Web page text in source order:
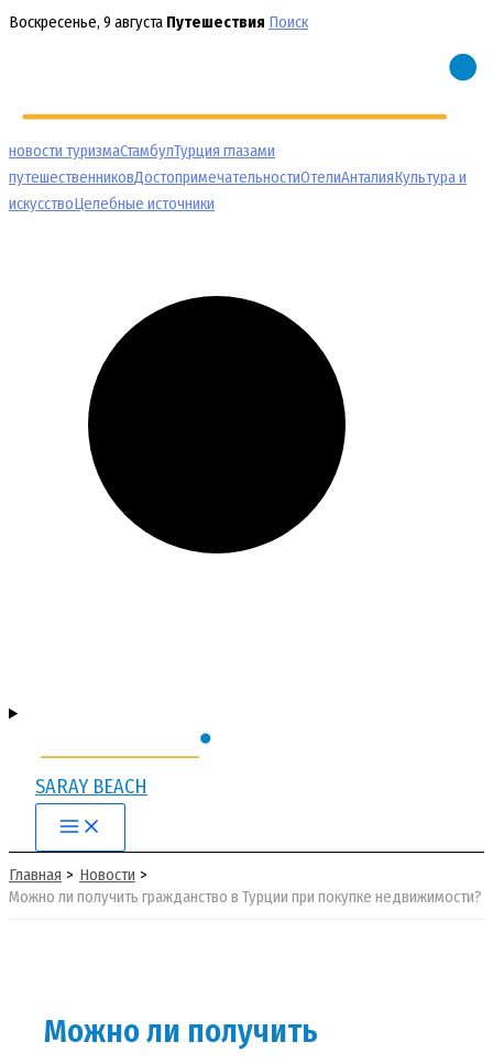
Перейти
Воскресенье, 9 августа Путешествия Поиск
новости туризмаСтамбулТурция глазами
путешественниковДостопримечательностиОтелиАнталияКультура и
искусствоЦелебные источники
SARAY BEACH
Main
Menu
Главная
Новости
Можно ли получить гражданство в Турции при покупке недвижимости?
Можно ли получить